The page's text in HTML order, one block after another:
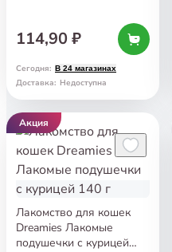
114,90 ₽
Сегодня: В 24 магазинах
Доставка: Недоступна
Акция
Лакомство для кошек
Dreamies Лакомые
подушечки с курицей